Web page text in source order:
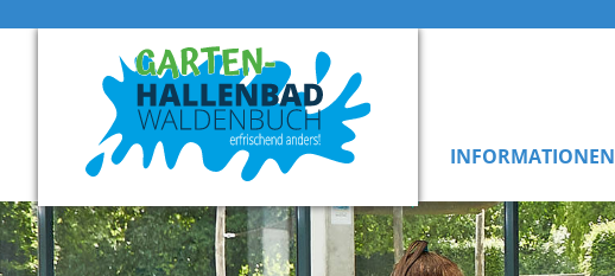
INFORMATIONEN